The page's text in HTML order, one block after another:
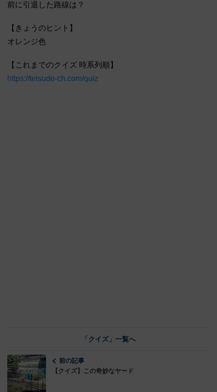
前に引退した路線は？
【きょうのヒント】
オレンジ色
【これまでのクイズ 時系列順】
https://tetsudo-ch.com/quiz
「クイズ」一覧へ
前の記事
【クイズ】この奇妙なヤード